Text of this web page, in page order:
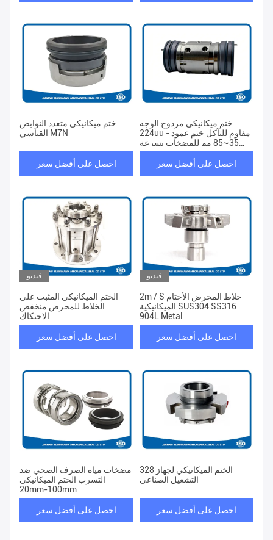
ختم ميكانيكي متعدد النوابض
القياسي M7N
احصل على أفضل سعر
ختم ميكانيكي مزدوج الوجه
224uu - مقاوم للتآكل ختم عمود
35~85 مم للمضخات بسرعة
3000 دورة في الدقيقة
احصل على أفضل سعر
فيديو
الختم الميكانيكي المثبت على
الخلاط للمحرض منخفض
الاحتكاك
احصل على أفضل سعر
فيديو
2m / S خلاط المحرض الأختام
الميكانيكية SUS304 SS316
904L Metal
احصل على أفضل سعر
مضخات مياه الصرف الصحي ضد
التسرب الختم الميكانيكي
20mm-100mm
احصل على أفضل سعر
328 الختم الميكانيكي لجهاز
التشغيل الصناعي
احصل على أفضل سعر